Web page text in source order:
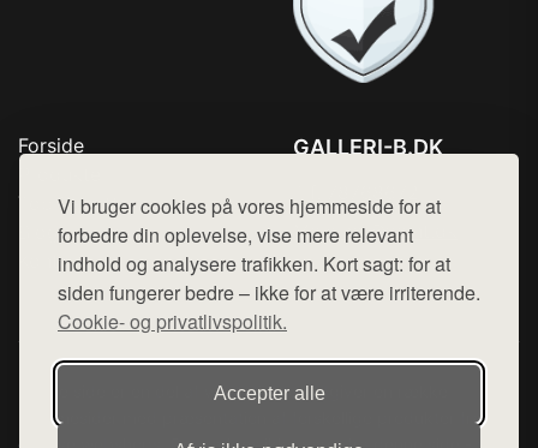
Vi bruger cookies på vores hjemmeside for at
forbedre din oplevelse, vise mere relevant
indhold og analysere trafikken. Kort sagt: for at
siden fungerer bedre – ikke for at være irriterende.
Cookie- og privatlivspolitik.
Accepter alle
Forside
Top Rabatter
Blog
Kontakt
GALLERI-B.DK
Mail: hej@want.dk
Cookie- og privatlivspolitik
Denne side er en del af want.dk, der udgiver en række
hjemmesider med præsentation af forskellige produkter fra